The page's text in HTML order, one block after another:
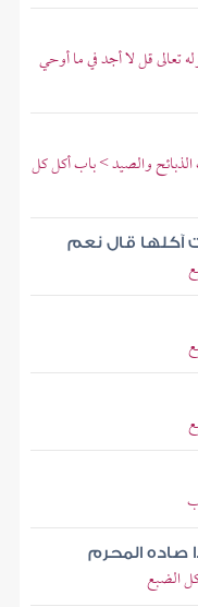
تعالى قل لا أجد في ما أوحي
والصيد > باب أكل كل
آكلها قال نعم
المحرم
الضبع